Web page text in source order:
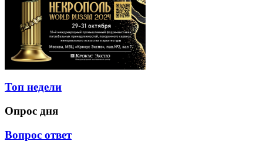
Топ недели
Опрос дня
Вопрос ответ